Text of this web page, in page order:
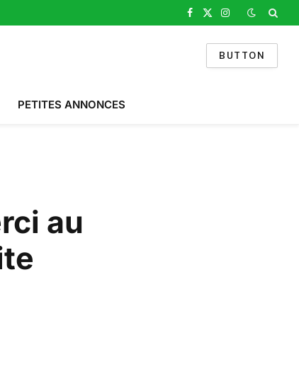
Facebook
X
Instagram
BUTTON
PETITES ANNONCES
au